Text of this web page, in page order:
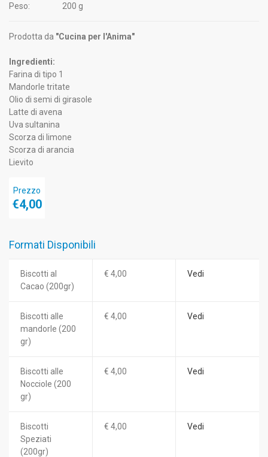
Peso:
200 g
Prodotta da "Cucina per l'Anima"
Ingredienti:
Farina di tipo 1
Mandorle tritate
Olio di semi di girasole
Latte di avena
Uva sultanina
Scorza di limone
Scorza di arancia
Lievito
Prezzo
€4,00
Formati Disponibili
Biscotti al
Cacao (200gr)
€ 4,00 Vedi
Biscotti alle
mandorle (200
gr)
€ 4,00 Vedi
Biscotti alle
Nocciole (200
gr)
€ 4,00 Vedi
Biscotti
Speziati
(200gr)
€ 4,00 Vedi